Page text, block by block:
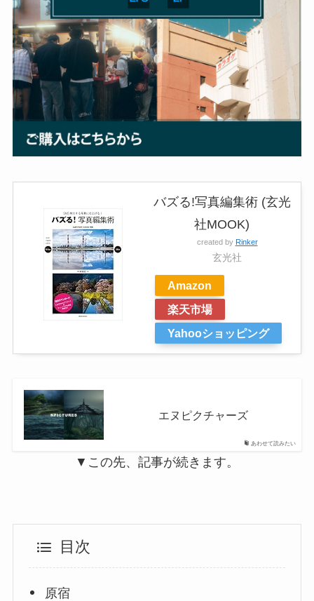
バズる!写真編集術 (玄光
社MOOK)
created by Rinker
玄光社
Amazon
楽天市場
Yahooショッピング
あわせて読みたい
エヌピクチャーズ
▼この先、記事が続きます。
目次
原宿